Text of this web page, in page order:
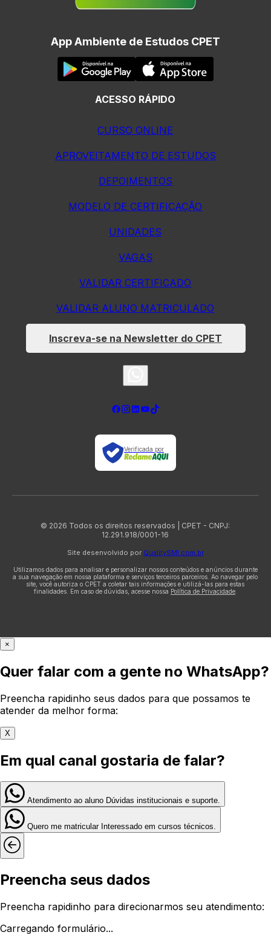
App Ambiente de Estudos CPET
ACESSO RÁPIDO
CURSO ONLINE
APROVEITAMENTO DE ESTUDOS
DEPOIMENTOS
MODELO DE CERTIFICAÇÃO
UNIDADES
VAGAS
VALIDAR CERTIFICADO
VALIDAR ALUNO MATRICULADO
Inscreva-se na Newsletter do CPET
Verificada por
© 2026 Todos os direitos reservados | CPET - CNPJ:
12.291.918/0001-16
Site desenvolvido por QualitySMI.com.br
Utilizamos dados para analisar e personalizar nossos conteúdos e anúncios durante
a sua navegação em nossa plataforma e serviços terceiros parceiros. Ao navegar pelo
site, você autoriza o CPET a coletar tais informações e utilizá-las para estas
finalidades. Em caso de dúvidas, acesse nossa Política de Privacidade.
×
Quer falar com a gente no WhatsApp?
Preencha rapidinho seus dados para que possamos te
atender da melhor forma:
X
Em qual canal gostaria de falar?
Atendimento ao aluno Dúvidas institucionais e suporte.
Quero me matricular Interessado em cursos técnicos.
Preencha seus dados
Preencha rapidinho para direcionarmos seu atendimento:
Carregando formulário...